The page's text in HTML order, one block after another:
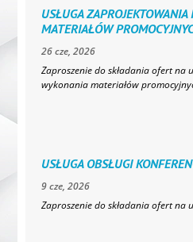
USŁUGA
MATERIAŁÓW
26 cze, 2026
Zaproszenie do składania ofert na
wykonania materiałów
USŁUGA OBSŁUGI
9 cze, 2026
Zaproszenie do składania ofert na